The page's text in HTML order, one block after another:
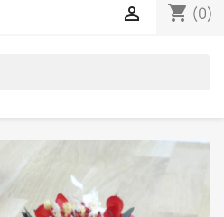
shopping_cart (0)
